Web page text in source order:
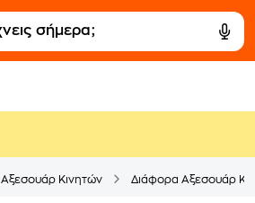
Αξεσουάρ Κινητών Διάφορα Αξεσουάρ